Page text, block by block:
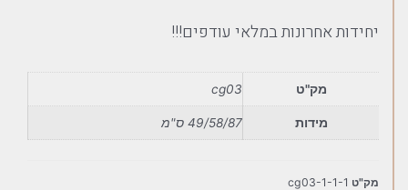
יחידות אחרונות במלאי עודפים!!!
מק"ט cg03
מידות 49/58/87 ס"מ
מק"ט cg03-1-1-1